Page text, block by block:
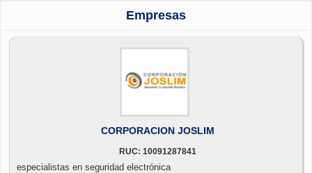
Empresas
CORPORACION JOSLIM
RUC: 10091287841
especialistas en seguridad electrónica